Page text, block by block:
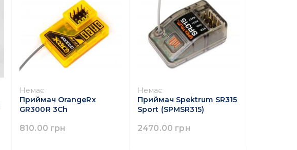
Немає
Приймач OrangeRx
GR300R 3Ch
810.00 грн
Немає
Приймач Spektrum SR315
Sport (SPMSR315)
2470.00 грн